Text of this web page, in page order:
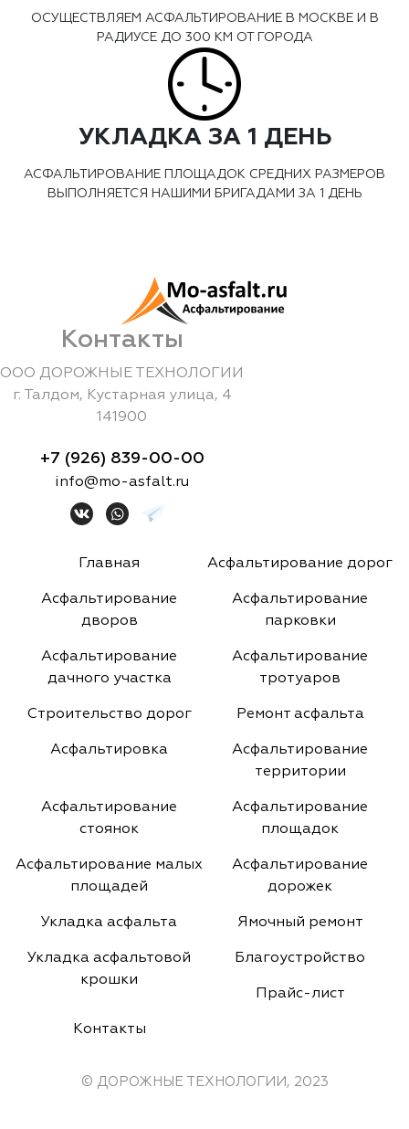
ОСУЩЕСТВЛЯЕМ АСФАЛЬТИРОВАНИЕ В МОСКВЕ И В
РАДИУСЕ ДО 300 КМ ОТ ГОРОДА
УКЛАДКА ЗА 1 ДЕНЬ
АСФАЛЬТИРОВАНИЕ ПЛОЩАДОК СРЕДНИХ РАЗМЕРОВ
ВЫПОЛНЯЕТСЯ НАШИМИ БРИГАДАМИ ЗА 1 ДЕНЬ
Контакты
ООО ДОРОЖНЫЕ ТЕХНОЛОГИИ
г. Талдом, Кустарная улица, 4
141900
+7 (926) 839-00-00
info@mo-asfalt.ru
Главная Асфальтирование дорог
Асфальтирование
дворов
Асфальтирование
парковки
Асфальтирование
дачного участка
Асфальтирование
тротуаров
Строительство дорог Ремонт асфальта
Асфальтировка
Асфальтирование
территории
Асфальтирование
стоянок
Асфальтирование
площадок
Асфальтирование малых
площадей
Асфальтирование
дорожек
Укладка асфальта Ямочный ремонт
Укладка асфальтовой
крошки
Благоустройство
Прайс-лист
Контакты
© ДОРОЖНЫЕ ТЕХНОЛОГИИ, 2023